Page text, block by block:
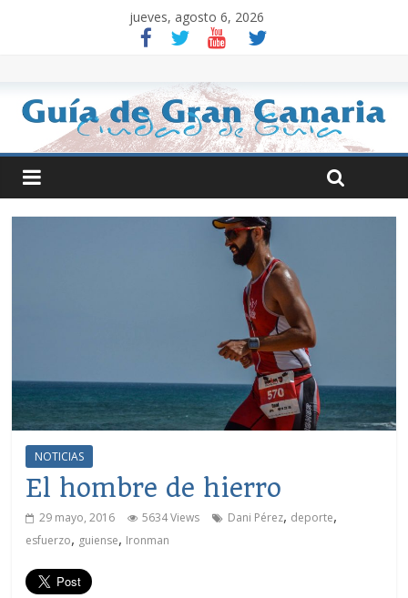
jueves, agosto 6, 2026
NOTICIAS
El hombre de hierro
29 mayo, 2016 5634 Views Dani Pérez, deporte,
esfuerzo, guiense, Ironman